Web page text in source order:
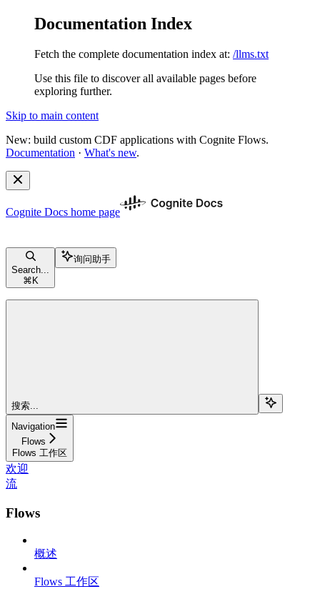
Documentation Index
Fetch the complete documentation index at: /llms.txt
Use this file to discover all available pages before
exploring further.
Skip to main content
New: build custom CDF applications with Cognite Flows.
Documentation · What's new.
Cognite Docs home page
Search...
⌘ K
询问助手
搜索...
Navigation
Flows
Flows 工作区
欢迎
流
Flows
概述
Flows 工作区